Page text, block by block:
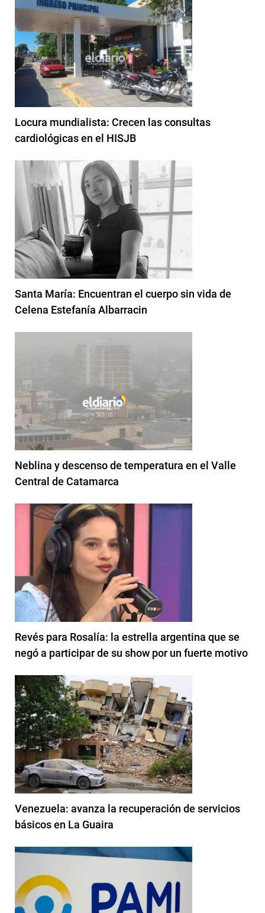
Locura mundialista: Crecen las consultas
cardiológicas en el HISJB
Santa María: Encuentran el cuerpo sin vida de
Celena Estefanía Albarracin
Neblina y descenso de temperatura en el Valle
Central de Catamarca
Revés para Rosalía: la estrella argentina que se
negó a participar de su show por un fuerte motivo
Venezuela: avanza la recuperación de servicios
básicos en La Guaira